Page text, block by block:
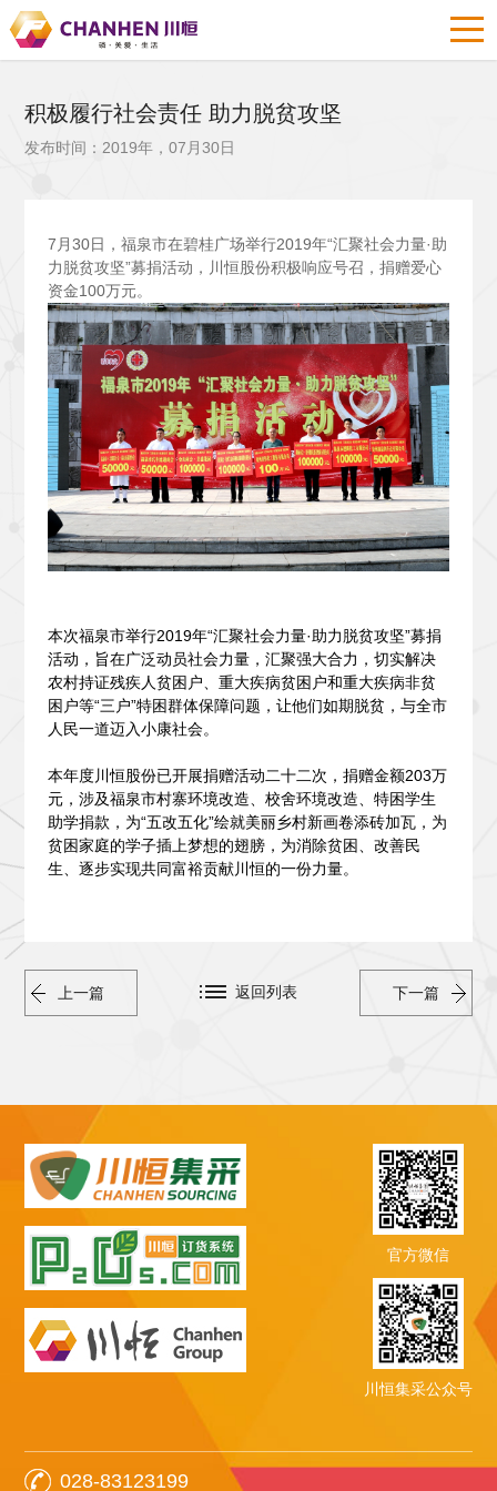
积极履行社会责任 助力脱贫攻坚
发布时间：2019年，07月30日
7 月30日，福泉市在碧桂广场举行2019年“汇聚社会力量·助
力脱贫攻坚”募捐活动，川恒股份积极响应号召，捐赠爱心
资金100万元。
本次福泉市举行2019年“汇聚社会力量·助力脱贫攻坚”募捐
活动，旨在广泛动员社会力量，汇聚强大合力，切实解决
农村持证残疾人贫困户、重大疾病贫困户和重大疾病非贫
困户等“三户”特困群体保障问题，让他们如期脱贫，与全市
人民一道迈入小康社会。
本年度川恒股份已开展捐赠活动二十二次，捐赠金额203万
元，涉及福泉市村寨环境改造、校舍环境改造、特困学生
助学捐款，为“五改五化”绘就美丽乡村新画卷添砖加瓦，为
贫困家庭的学子插上梦想的翅膀，为消除贫困、改善民
生、逐步实现共同富裕贡献川恒的一份力量。
上一篇 下一篇
返回列表
官方微信
川恒集采公众号
028-83123199